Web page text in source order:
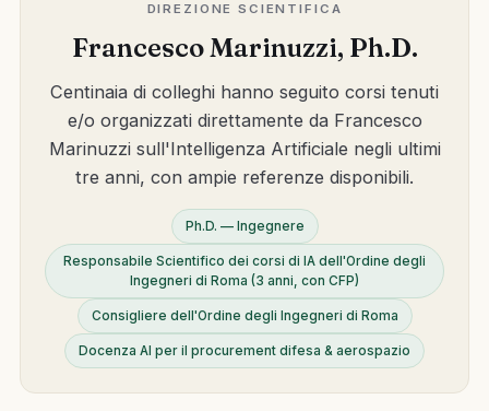
DIREZIONE SCIENTIFICA
Francesco Marinuzzi, Ph.D.
Centinaia di colleghi hanno seguito corsi tenuti
e/o organizzati direttamente da Francesco
Marinuzzi sull'Intelligenza Artificiale negli ultimi
tre anni, con ampie referenze disponibili.
Ph.D. — Ingegnere
Responsabile Scientifico dei corsi di IA dell'Ordine degli
Ingegneri di Roma (3 anni, con CFP)
Consigliere dell'Ordine degli Ingegneri di Roma
Docenza AI per il procurement difesa & aerospazio